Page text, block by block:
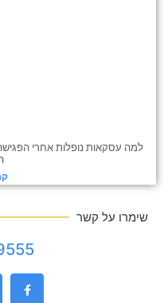
למה עסקאות נופלות אחרי
שימרו על קשר